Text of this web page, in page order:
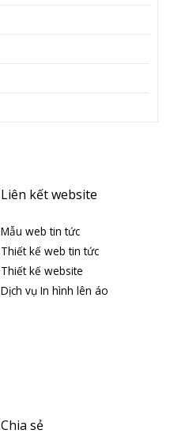
Liên kết website
Mẫu web tin tức
Thiết kế web tin tức
Thiết kế website
Dịch vụ In hình lên áo
Chia sẻ